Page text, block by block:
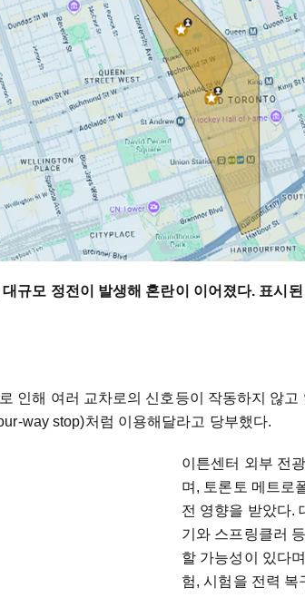
규모 정전이 발생해 혼란이 이어졌다. 표시
인해 여러 교차로의 신호등이 작동하지 않
way stop)처럼 이용해달라고 당부했다.
이튼센터 외부 전
며, 토론토 메트로
전 영향을 받았다.
기와 스프링클러
할 가능성이 있다
험, 시험을 전력 복